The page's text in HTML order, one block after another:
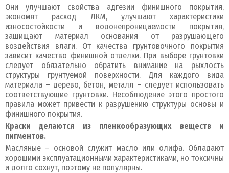
Они улучшают свойства адгезии финишного покрытия,
экономят расход ЛКМ, улучшают характеристики
износостойкости и водонепроницаемости покрытия,
защищают материал основания от разрушающего
воздействия влаги. От качества грунтовочного покрытия
зависит качество финишной отделки. При выборе грунтовки
следует обязательно обратить внимание на рыхлость
структуры грунтуемой поверхности. Для каждого вида
материала – дерево, бетон, металл – следует использовать
соответствующие грунтовки. Несоблюдение этого простого
правила может привести к разрушению структуры основы и
финишного покрытия.
Краски делаются из пленкообразующих веществ и
пигментов.
Масляные – основой служит масло или олифа. Обладают
хорошими эксплуатационными характеристиками, но токсичны
и долго сохнут, поэтому не популярны.